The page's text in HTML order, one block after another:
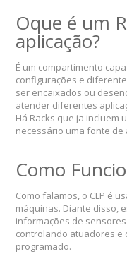
Oque é um
aplicação?
É um compartimento
configurações e
ser encaixados ou
atender diferentes
Há Racks que ja incluem
necessário uma fonte de
Como
Como falamos, o CLP é
máquinas. Diante disso,
informações de
controlando atuadores e
programado.